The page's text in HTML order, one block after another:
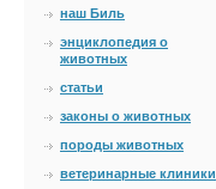
наш Биль
энциклопедия о
животных
статьи
законы о животных
породы животных
ветеринарные клиники